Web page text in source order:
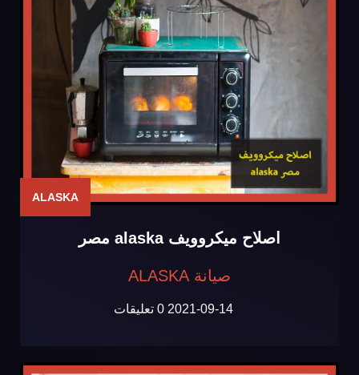
ALASKA
اصلاح ميكروويف alaska مصر
صيانة ALASKA
2021-09-14 0 تعليقات